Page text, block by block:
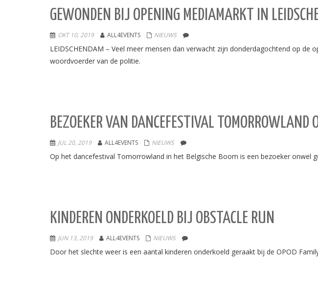
GEWONDEN BIJ OPENING MEDIAMARKT IN
OKT 10, 2019 ALL4EVENTS NIEUWS
LEIDSCHENDAM – Veel meer mensen dan verwacht zijn donderdagochtend op
woordvoerder van de politie.
BEZOEKER VAN DANCEFESTIVAL TOMORROWLAND
JUL 20, 2019 ALL4EVENTS NIEUWS
Op het dancefestival Tomorrowland in het Belgische Boom is een bezoeker onwel
KINDEREN ONDERKOELD BIJ OBSTACLE RUN
JUN 13, 2019 ALL4EVENTS NIEUWS
Door het slechte weer is een aantal kinderen onderkoeld geraakt bij de OPOD